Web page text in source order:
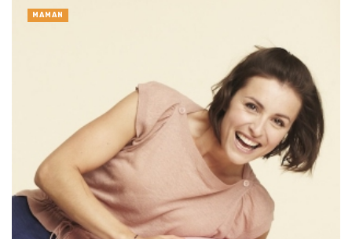
MAMAN